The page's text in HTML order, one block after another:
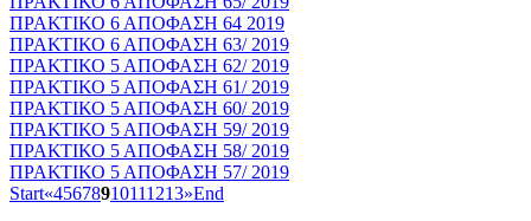
ΠΡΑΚΤΙΚΟ 6 ΑΠΟΦΑΣΗ 64 2019
ΠΡΑΚΤΙΚΟ 6 ΑΠΟΦΑΣΗ 63/ 2019
ΠΡΑΚΤΙΚΟ 5 ΑΠΟΦΑΣΗ 62/ 2019
ΠΡΑΚΤΙΚΟ 5 ΑΠΟΦΑΣΗ 61/ 2019
ΠΡΑΚΤΙΚΟ 5 ΑΠΟΦΑΣΗ 60/ 2019
ΠΡΑΚΤΙΚΟ 5 ΑΠΟΦΑΣΗ 59/ 2019
ΠΡΑΚΤΙΚΟ 5 ΑΠΟΦΑΣΗ 58/ 2019
ΠΡΑΚΤΙΚΟ 5 ΑΠΟΦΑΣΗ 57/ 2019
Start«45678910111213»End